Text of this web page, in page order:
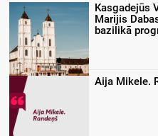
Kasgadejūs
Marijis
bazilikā
Aija Mikele.